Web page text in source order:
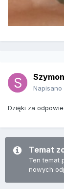
Napisano
Dzięki za
Temat
Ten temat
nowych